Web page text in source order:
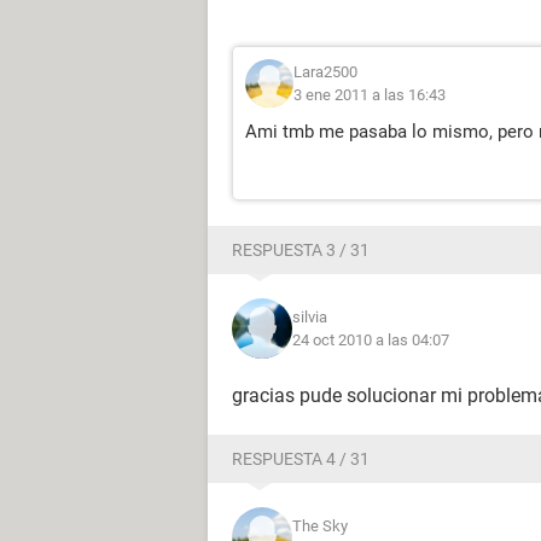
Lara2500
3 ene 2011 a las 16:43
Ami tmb me pasaba lo mismo,
RESPUESTA 3 / 31
silvia
24 oct 2010 a las 04:07
gracias pude solucionar mi
RESPUESTA 4 / 31
The Sky